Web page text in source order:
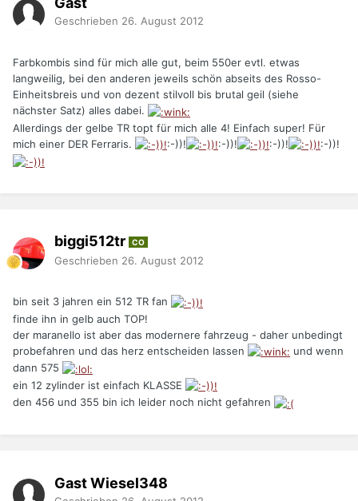
Geschrieben 26. August 2012
Farbkombis sind für mich alle gut, beim 550er evtl. etwas
langweilig, bei den anderen jeweils schön abseits des Rosso-
Einheitsbreis und von dezent stilvoll bis brutal geil (siehe
nächster Satz) alles dabei.
Allerdings der gelbe TR topt für mich alle 4! Einfach super! Für
mich einer DER Ferraris.
:-))! :-))! :-))! :-))!
biggi512tr CO
Geschrieben 26. August 2012
bin seit 3 jahren ein 512 TR fan
finde ihn in gelb auch TOP!
der maranello ist aber das modernere fahrzeug - daher unbedingt
probefahren und das herz entscheiden lassen
und wenn
dann 575
ein 12 zylinder ist einfach KLASSE
den 456 und 355 bin ich leider noch nicht gefahren
Gast Wiesel348